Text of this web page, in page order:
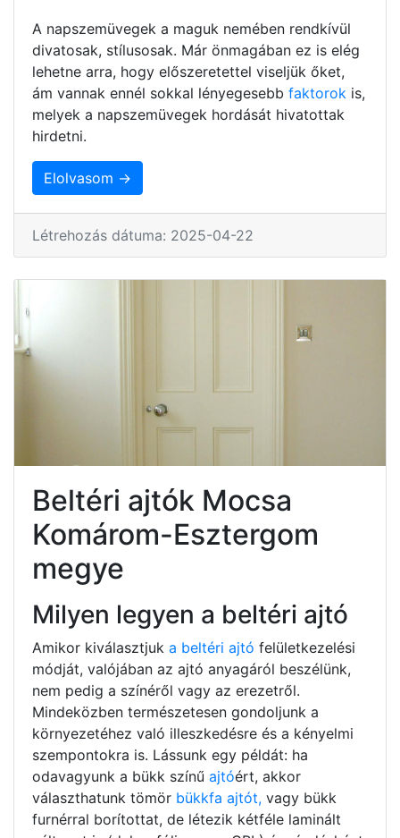
A napszemüvegek a maguk nemében rendkívül
divatosak, stílusosak. Már önmagában ez is elég
lehetne arra, hogy előszeretettel viseljük őket,
ám vannak ennél sokkal lényegesebb faktorok is,
melyek a napszemüvegek hordását hivatottak
hirdetni.
Elolvasom →
Létrehozás dátuma: 2025-04-22
Beltéri ajtók Mocsa
Komárom-Esztergom
megye
Milyen legyen a beltéri ajtó
Amikor kiválasztjuk a beltéri ajtó felületkezelési
módját, valójában az ajtó anyagáról beszélünk,
nem pedig a színéről vagy az erezetről.
Mindeközben természetesen gondoljunk a
környezetéhez való illeszkedésre és a kényelmi
szempontokra is. Lássunk egy példát: ha
odavagyunk a bükk színű ajtóért, akkor
választhatunk tömör bükkfa ajtót, vagy bükk
furnérral borítottat, de létezik kétféle laminált